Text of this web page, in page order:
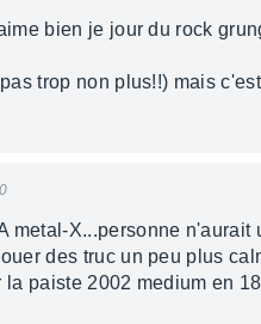
bien je jour du rock
trop non plus!!) mais
metal-X...personne
des truc un peu plus
paiste 2002 medium en